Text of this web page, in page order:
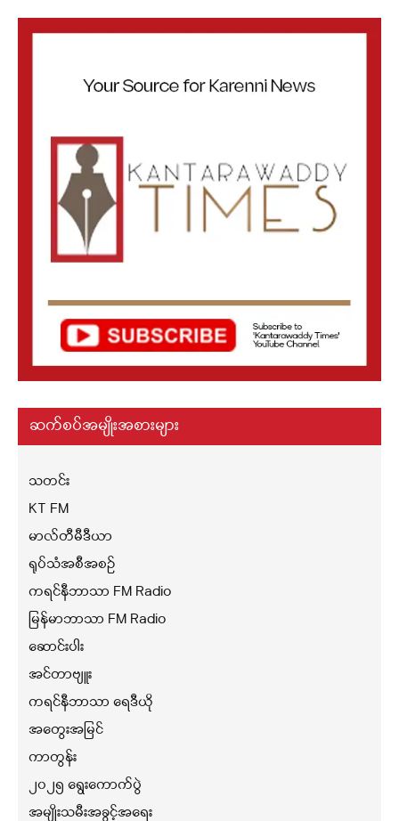
ဆက်စပ်အမျိုးအစားများ
သတင်း
KT FM
မာလ်တီမီဒီယာ
ရုပ်သံအစီအစဉ်
ကရင်နီဘာသာ FM Radio
မြန်မာဘာသာ FM Radio
ဆောင်းပါး
အင်တာဗျူး
ကရင်နီဘာသာ ရေဒီယို
အတွေးအမြင်
ကာတွန်း
၂၀၂၅ ရွေးကောက်ပွဲ
အမျိုးသမီးအခွင့်အရေး